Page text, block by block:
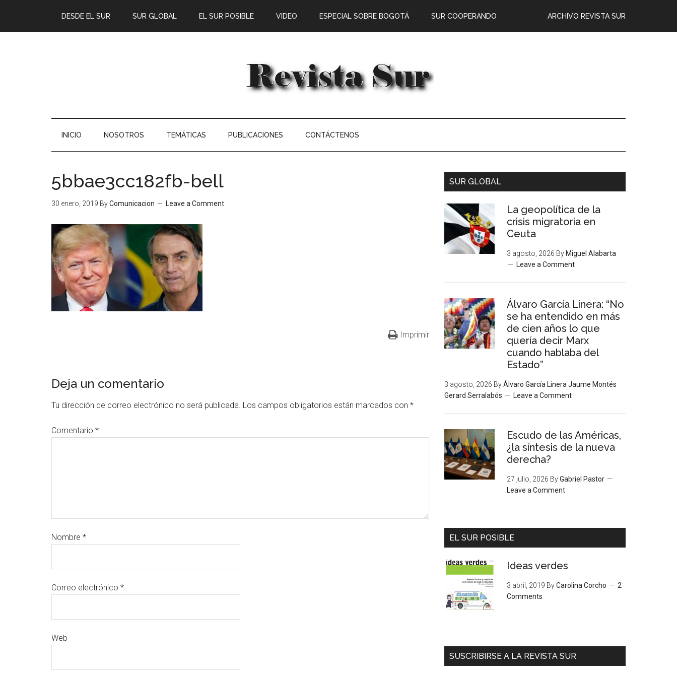
DESDE EL SUR SUR GLOBAL EL SUR POSIBLE ARCHIVO REVISTA SUR
VIDEO ESPECIAL SOBRE BOGOTÁ SUR COOPERANDO
INICIO NOSOTROS TEMÁTICAS PUBLICACIONES CONTÁCTENOS
5bbae3cc182fb-bell
30 enero, 2019 ByComunicacion Leave a Comment
Imprimir
Deja un comentario
Tu dirección de correo electrónico no será publicada. Los campos obligatorios están marcados con *
Comentario *
Nombre *
Correo electrónico *
Web
SUR GLOBAL
La geopolítica de la
crisis migratoria en
Ceuta
3 agosto, 2026 By Miguel Alabarta
Leave a Comment
Álvaro García Linera: “No
se ha entendido en más
de cien años lo que
quería decir Marx
cuando hablaba del
Estado”
3 agosto, 2026 ByÁlvaro García Linera Jaume Montés
Gerard Serralabós
Leave a Comment
Escudo de las Américas,
¿la síntesis de la nueva
derecha?
27 julio, 2026 ByGabriel Pastor
Leave a Comment
EL SUR POSIBLE
Ideas verdes
3 abril, 2019 ByCarolina Corcho
2
Comments
SUSCRIBIRSE A LA REVISTA SUR